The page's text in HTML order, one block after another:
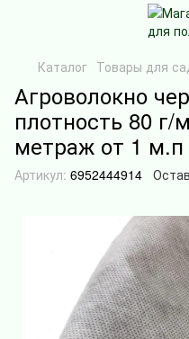
Каталог Товары для
Агроволокно
плотность 80
метраж от 1 м.п
Артикул: 6952444914